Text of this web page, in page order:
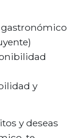
gastronómico
y
y deseas